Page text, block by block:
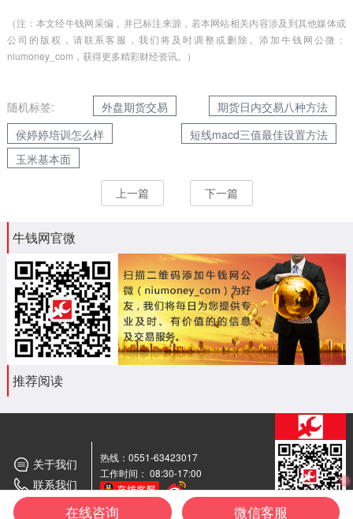
（注：本文经牛钱网采编，并已标注来源，若本网站相关内容涉及到其他媒体或
公司的版权，请联系客服，我们将及时调整或删除。添加牛钱网公微：
niumoney_com，获得更多精彩财经资讯。）
随机标签: 外盘期货交易
期货日内交易八种方法
侯婷婷培训怎么样
短线macd三值最佳设置方法
玉米基本面
上一篇 下一篇
牛钱网官微
推荐阅读
关于我们
联系我们
热线：0551-63423017
工作时间： 08:30-17:00
期货
交流群
在线咨询 微信客服